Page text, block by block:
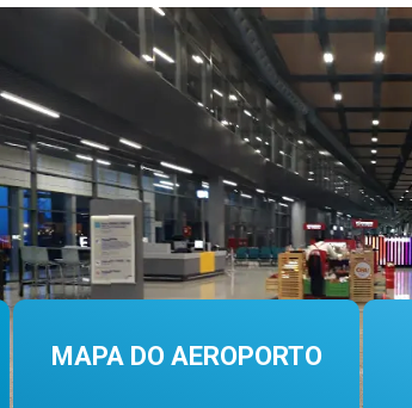
MAPA DO AEROPORTO